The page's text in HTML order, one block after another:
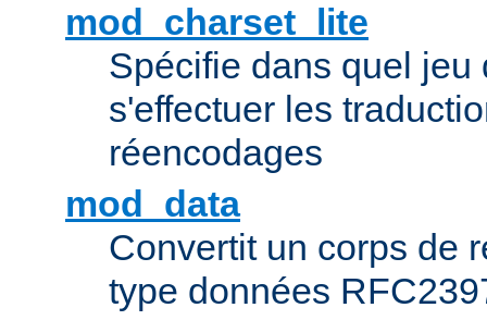
mod_charset_lite
Spécifie dans quel jeu
s'effectuer les
réencodages
mod_data
Convertit un corps de
type données